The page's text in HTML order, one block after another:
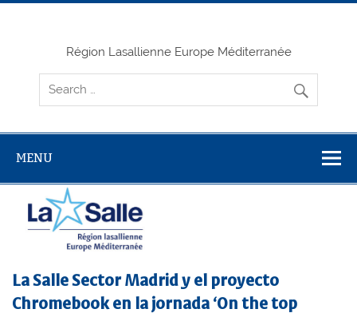
Skip
Région Lasallienne Europe Méditerranée
MENU
La Salle Sector Madrid y el proyecto
Chromebook en la jornada ‘On the top